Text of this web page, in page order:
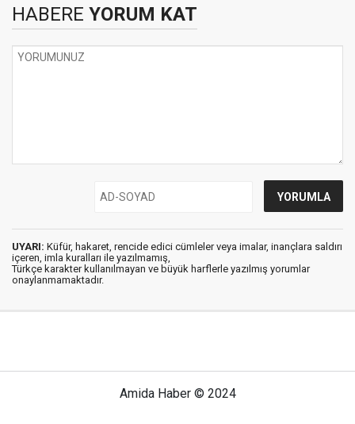
HABERE YORUM KAT
UYARI: Küfür, hakaret, rencide edici cümleler veya imalar, inançlara saldırı
içeren, imla kuralları ile yazılmamış,
Türkçe karakter kullanılmayan ve büyük harflerle yazılmış yorumlar
onaylanmamaktadır.
Amida Haber © 2024